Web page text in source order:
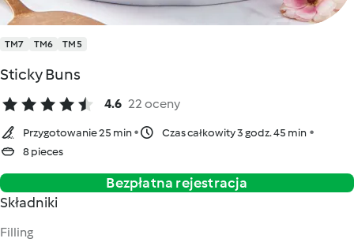
TM7 TM6 TM5
Sticky Buns
4.6 22 oceny
Przygotowanie 25 min
Czas całkowity 3 godz. 45 min
8 pieces
Bezpłatna rejestracja
Składniki
Filling